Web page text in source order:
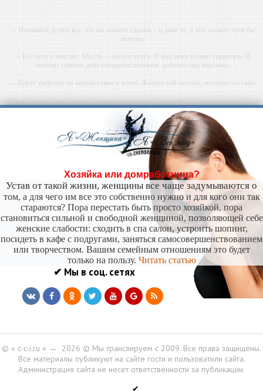
-- Начинайте делать все, что вы можете сделать – и даже то, о чем можете хотя бы
мечтать.
-- Все дело в мыслях. Мысль — начало всего. И мыслями можно управлять. И
поэтому главное дело совершенствования: работать над мыслями.
-- Идите уверенно по направлению к мечте. Живите той жизнью, которую вы сами
-- Самое большое богатство — это ум. Самая большая нищета — глупость. Из всех
страхов самый пугающий — самолюбование.
-- Лучшее, что можно сделать с хорошим советом, это пропустить его мимо ушей. Он
никогда не бывает полезен никому, кроме того, кто его дал.
-- Люблю давать советы и очень не люблю, когда их дают мне.
Хозяйка или домработница?
Устав от такой жизни, женщины все чаще задумываются о
том, а для чего им все это собственно нужно и для кого они так
стараются? Пора перестать быть просто хозяйкой, пора
становиться сильной и свободной женщиной, позволяющей себе
женские слабости: сходить в спа салон, устроить шопинг,
посидеть в кафе с подругами, заняться самосовершенствованием
или творчеством. Вашим семейным отношениям это будет
только на пользу. Читать статью
✔ Мы в соц. сетях
© « c-c-i.ru » → 2026 © Мы транслируем с 2009. Все права защищены.
Все материалы публикуют на сайте гости и пользоватили сайта.
Администрация сайта не несет ответственности за публикации.
✔